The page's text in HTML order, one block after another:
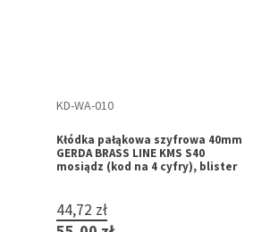
GA-GA-016
Gałko-gałka drzwiowa obrotowa
GAMAR 90 WB czarna
15,31 zł